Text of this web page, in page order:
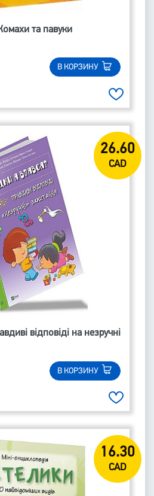
та павуки
В КОРЗИНУ
26.60
CAD
відповіді на незручні
В КОРЗИНУ
16.30
CAD